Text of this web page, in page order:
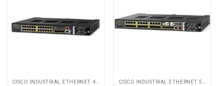
CISCO INDUSTRIAL ETHERNET 4000 CISCO INDUSTRIAL ETHERNET 5000